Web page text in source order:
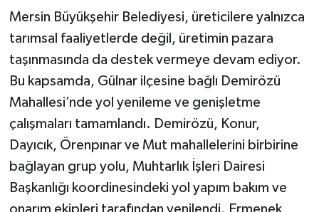
Mersin Büyükşehir Belediyesi, üreticilere yalnızca
tarımsal faaliyetlerde değil, üretimin pazara
taşınmasında da destek vermeye devam ediyor.
Bu kapsamda, Gülnar ilçesine bağlı Demirözü
Mahallesi’nde yol yenileme ve genişletme
çalışmaları tamamlandı. Demirözü, Konur,
Dayıcık, Örenpınar ve Mut mahallelerini birbirine
bağlayan grup yolu, Muhtarlık İşleri Dairesi
Başkanlığı koordinesindeki yol yapım bakım ve
onarım ekipleri tarafından yenilendi. Ermenek